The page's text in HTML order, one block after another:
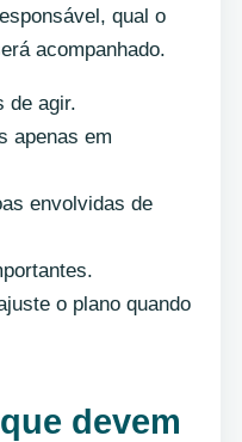
qual o
acompanhado.
de agir.
apenas em
envolvidas de
o plano quando
devem